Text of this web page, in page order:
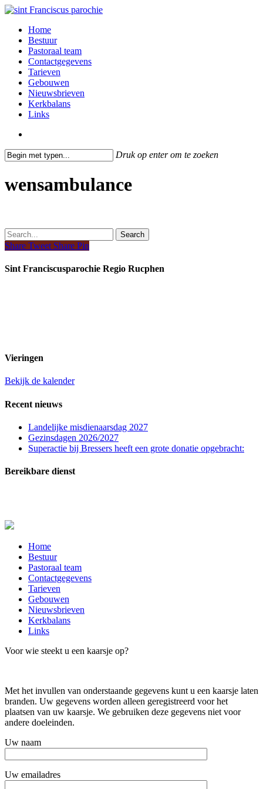
Skip
main
content
search
Menu
Home
Bestuur
Pastoraal team
Contactgegevens
Tarieven
Gebouwen
Nieuwsbrieven
Kerkbalans
Links
Druk op enter om te zoeken
wensambulance
Search
Share Tweet Share Pin
Sint Franciscusparochie Regio Rucphen
Vieringen
Bekijk de kalender
Recent nieuws
Landelijke misdienaarsdag 2027
Gezinsdagen 2026/2027
Superactie bij Bressers heeft een grote donatie opgebracht:
Bereikbare dienst
Close
Menu
Home
Bestuur
Pastoraal team
Contactgegevens
Tarieven
Gebouwen
Nieuwsbrieven
Kerkbalans
Links
Voor wie steekt u een kaarsje op?
Met het invullen van onderstaande gegevens kunt u een kaarsje laten
branden. Uw gegevens worden alleen geregistreerd voor het
plaatsen van uw kaarsje. We gebruiken deze gegevens niet voor
andere doeleinden.
Uw naam
Uw emailadres